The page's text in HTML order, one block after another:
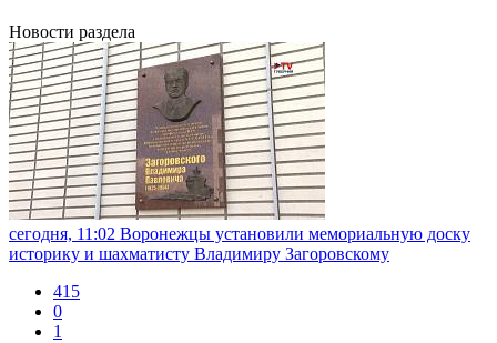
Новости раздела
сегодня, 11:02 Воронежцы установили мемориальную доску
историку и шахматисту Владимиру Загоровскому
415
0
1